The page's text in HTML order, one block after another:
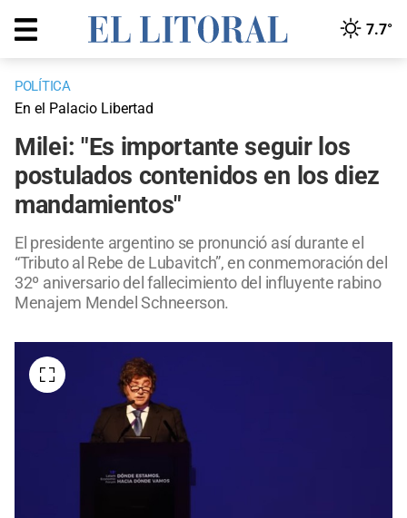
7.7°
POLÍTICA
En el Palacio Libertad
Milei: "Es importante seguir los
postulados contenidos en los diez
mandamientos"
El presidente argentino se pronunció así durante el
“Tributo al Rebe de Lubavitch”, en conmemoración del
32º aniversario del fallecimiento del influyente rabino
Menajem Mendel Schneerson.